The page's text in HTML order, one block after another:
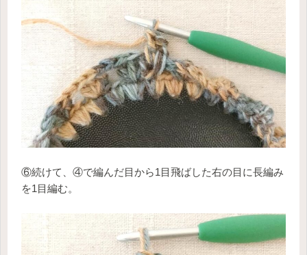
⑥続けて、④で編んだ目から1目飛ばした右の目に長編み
を1目編む。